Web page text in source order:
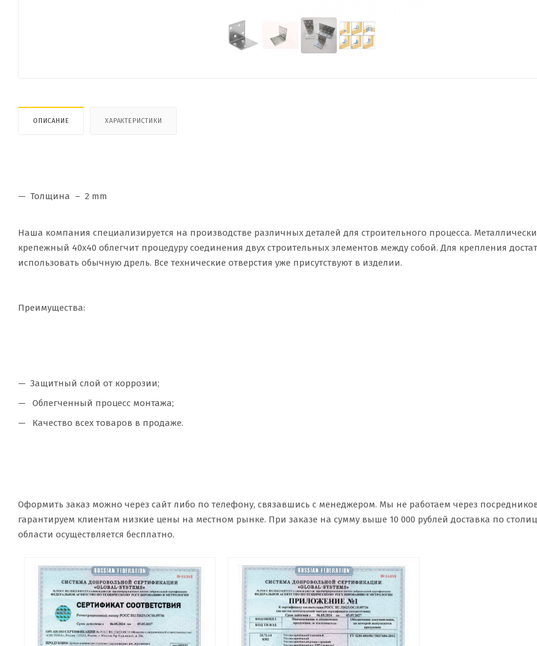
ОПИСАНИЕ ХАРАКТЕРИСТИКИ
Толщина – 2 mm
Наша компания специализируется на производстве различных деталей для строительного процесса.
крепежный 40х40 облегчит процедуру соединения двух строительных элементов между собой. Для крепления
использовать обычную дрель. Все технические отверстия уже присутствуют в изделии.
Преимущества:
Защитный слой от коррозии;
Облегченный процесс монтажа;
Качество всех товаров в продаже.
Оформить заказ можно через сайт либо по телефону, связавшись с менеджером. Мы не работаем через
гарантируем клиентам низкие цены на местном рынке. При заказе на сумму выше 10 000 рублей доставка по
области осуществляется бесплатно.